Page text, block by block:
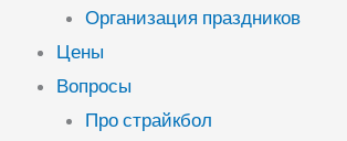
Организация праздников
Цены
Вопросы
Про страйкбол